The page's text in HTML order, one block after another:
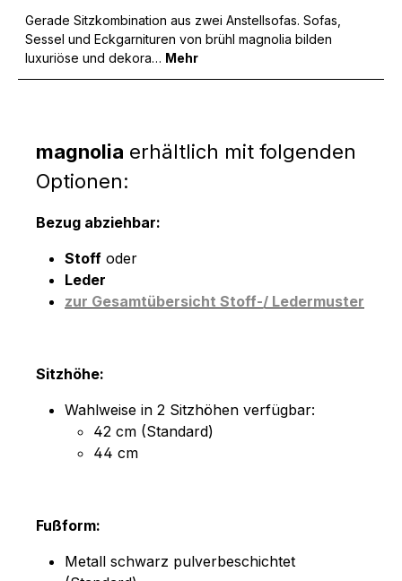
Gerade Sitzkombination aus zwei Anstellsofas. Sofas,
Sessel und Eckgarnituren von brühl magnolia bilden
luxuriöse und dekora… Mehr
magnolia erhältlich mit folgenden
Optionen:
Bezug abziehbar:
Stoff oder
Leder
zur Gesamtübersicht Stoff-/ Ledermuster
Sitzhöhe:
Wahlweise in 2 Sitzhöhen verfügbar:
42 cm (Standard)
44 cm
Fußform:
Metall schwarz pulverbeschichtet